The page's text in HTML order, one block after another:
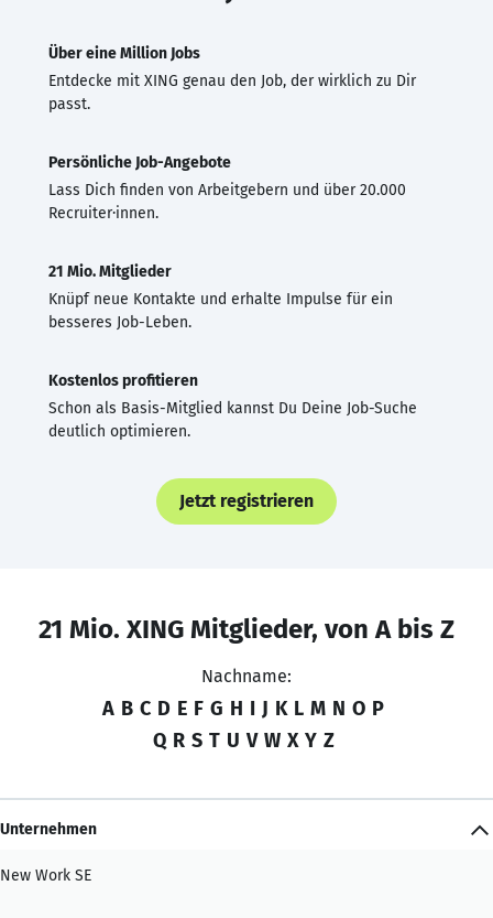
Über eine Million Jobs
Entdecke mit XING genau den Job, der wirklich zu Dir
passt.
Persönliche Job-Angebote
Lass Dich finden von Arbeitgebern und über 20.000
Recruiter·innen.
21 Mio. Mitglieder
Knüpf neue Kontakte und erhalte Impulse für ein
besseres Job-Leben.
Kostenlos profitieren
Schon als Basis-Mitglied kannst Du Deine Job-Suche
deutlich optimieren.
Jetzt registrieren
21 Mio. XING Mitglieder, von A bis Z
Nachname:
A B C D E F G H I J K L M N O P
Q R S T U V W X Y Z
Unternehmen
New Work SE